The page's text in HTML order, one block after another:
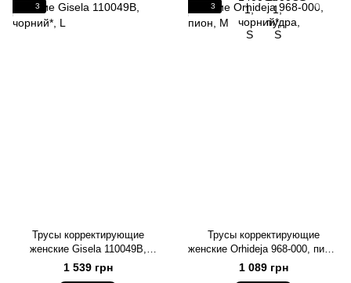
3
Трусы корректирующие
женские Gisela 110049B,
чорний*, L
1 539 грн
3
Трусы корректирующие
женские Orhideja 968-000, пион,
M
1 089 грн